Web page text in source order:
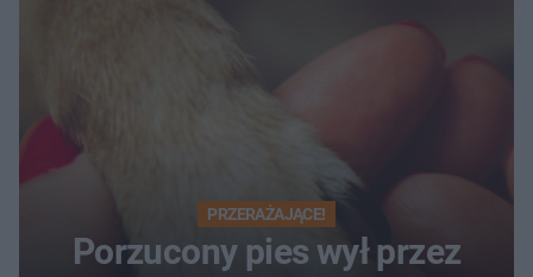
PRZERAŻAJĄCE!
Porzucony pies wył przez